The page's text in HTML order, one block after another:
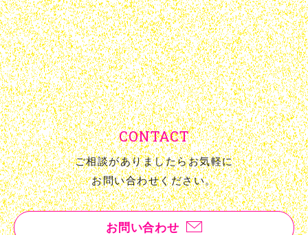
CONTACT
ご相談がありましたらお気軽に
お問い合わせください。
お問い合わせ